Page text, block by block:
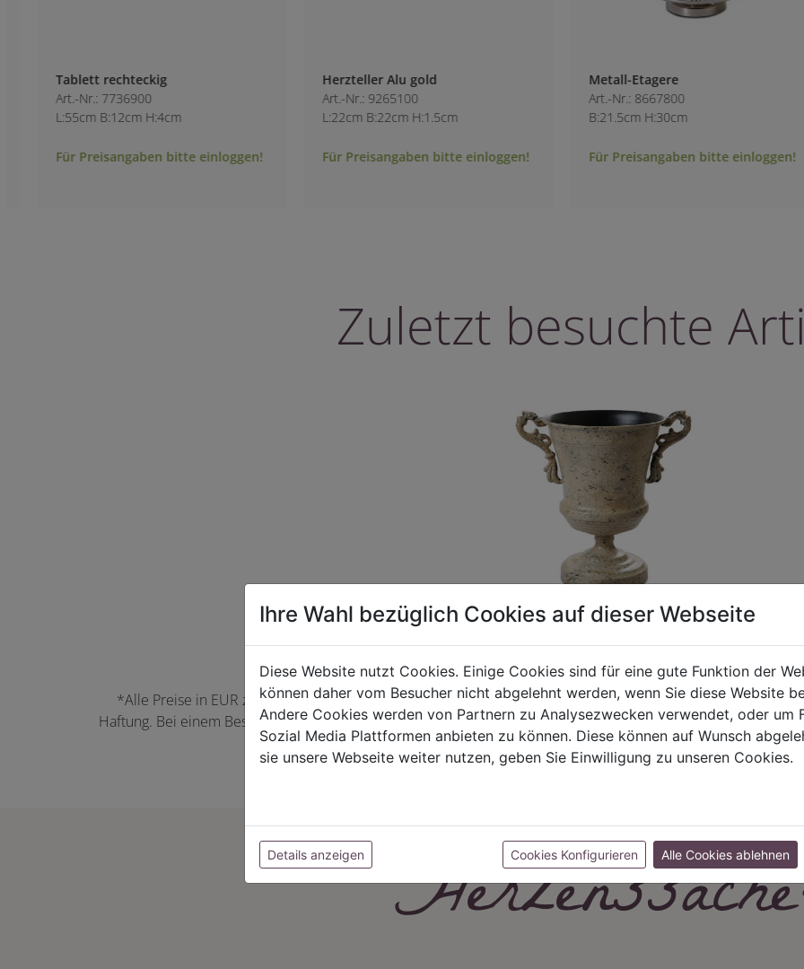
Tablett rechteckig
Art.-Nr.: 7736900
L:55cm B:12cm H:4cm
Für Preisangaben bitte einloggen!
Herzteller Alu gold
Art.-Nr.: 9265100
L:22cm B:22cm H:1.5cm
Für Preisangaben bitte einloggen!
Metall-Etagere
Art.-Nr.: 8667800
B:21.5cm H:30cm
Für Preisangaben bitte einloggen!
Zuletzt besuchte
*Alle Preise in EUR zzgl. der jeweils gültigen Mehrwertsteuer und Versandkosten. Für Irrtümer und
Haftung. Bei einem Bestellwert unter 50,00 EUR behalten wir uns die Berechnung eines
können Farbabweichungen zwischen der Bildschirmdarstellung und dem
Ihre Wahl bezüglich Cookies auf dieser Webseite
Diese Website nutzt Cookies. Einige Cookies sind für eine gute Funktion der
können daher vom Besucher nicht abgelehnt werden, wenn Sie diese Website
Andere Cookies werden von Partnern zu Analysezwecken verwendet, oder um
Sozial Media Plattformen anbieten zu können. Diese können auf Wunsch
sie unsere Webseite weiter nutzen, geben Sie Einwilligung zu unseren Cookies.
Details anzeigen Cookies Konfigurieren Alle Cookies ablehnen